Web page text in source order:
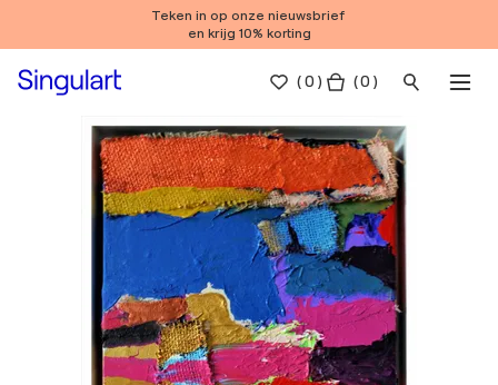
Teken in op onze nieuwsbrief
en krijg 10% korting
(0 ) ( 0 )